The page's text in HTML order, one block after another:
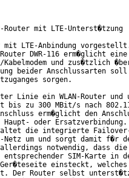
Router mit LTE-Unterst�tzung
mit LTE-Anbindung
DWR-116 erm�glicht eine
und zus�tzlich
beider Anschlussarten
sorgen.
Linie ein WLAN-Router
bis zu 300 MBit/s nach
erm�glicht den
Haupt- oder
die integrierte
Netz um und sorgt damit f�r
notwendig, dass die
SIM-Karte in
Ger�teseite einsteckt,
Der Router selbst